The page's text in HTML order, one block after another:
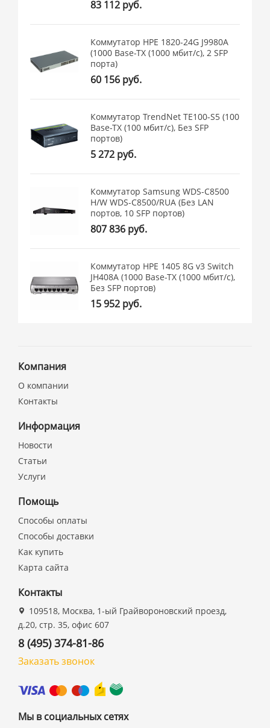
83 112 руб.
Коммутатор HPE 1820-24G J9980A
(1000 Base-TX (1000 мбит/с), 2 SFP
порта)
60 156 руб.
Коммутатор TrendNet TE100-S5 (100
Base-TX (100 мбит/с), Без SFP
портов)
5 272 руб.
Коммутатор Samsung WDS-C8500
H/W WDS-C8500/RUA (Без LAN
портов, 10 SFP портов)
807 836 руб.
Коммутатор HPE 1405 8G v3 Switch
JH408A (1000 Base-TX (1000 мбит/с),
Без SFP портов)
15 952 руб.
Компания
О компании
Контакты
Информация
Новости
Статьи
Услуги
Помощь
Способы оплаты
Способы доставки
Как купить
Карта сайта
Контакты
109518, Москва, 1-ый Грайвороновский проезд,
д.20, стр. 35, офис 607
8 (495) 374-81-86
Заказать звонок
Мы в социальных сетях